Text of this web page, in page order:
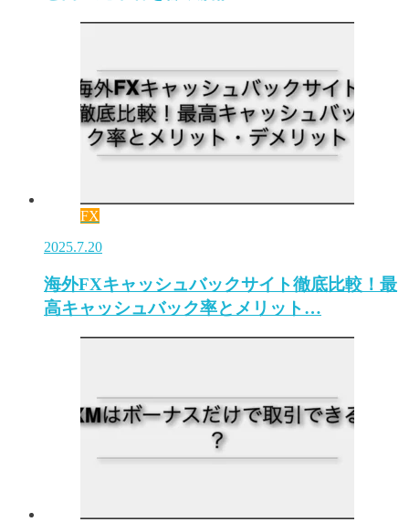
FX
2025.7.20
海外FXキャッシュバックサイト徹底比較！最
高キャッシュバック率とメリット…